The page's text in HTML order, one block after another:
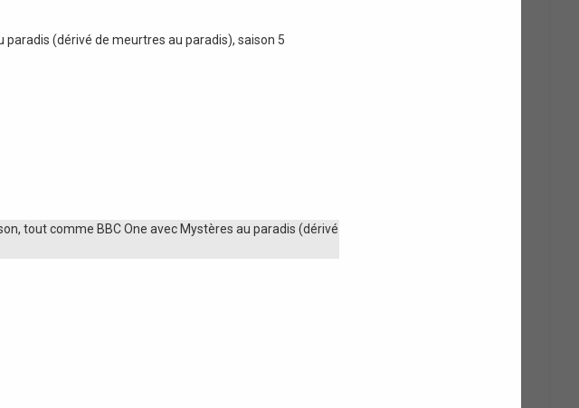
(dérivé de meurtres au paradis), saison 5
tout comme BBC One avec Mystères au paradis (dérivé